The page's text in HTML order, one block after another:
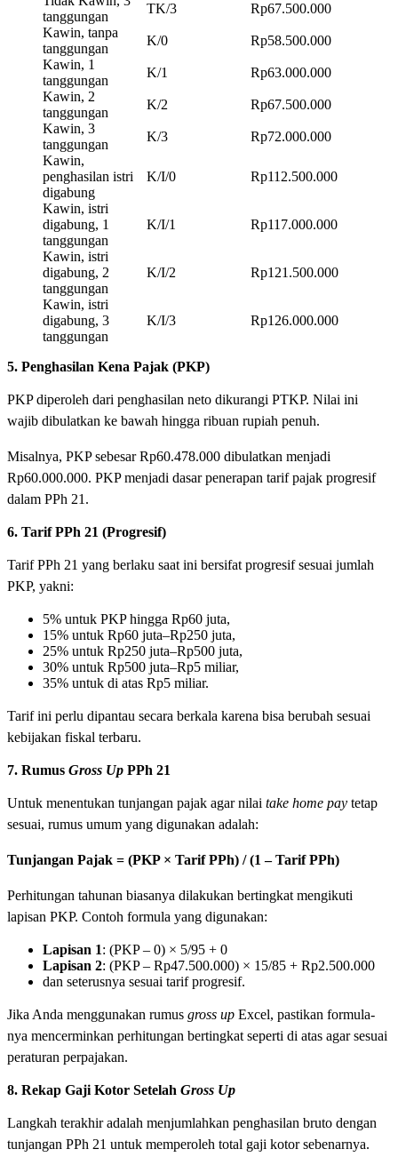
tanggungan
TK/3
Rp67.500.000
Kawin, tanpa
tanggungan
K/0
Rp58.500.000
Kawin, 1
tanggungan
K/1
Rp63.000.000
Kawin, 2
tanggungan
K/2
Rp67.500.000
Kawin, 3
tanggungan
K/3
Rp72.000.000
Kawin,
penghasilan istri
digabung
K/I/0 Rp112.500.000
Kawin, istri
digabung, 1
tanggungan
K/I/1 Rp117.000.000
Kawin, istri
digabung, 2
tanggungan
K/I/2 Rp121.500.000
Kawin, istri
digabung, 3
tanggungan
K/I/3 Rp126.000.000
5. Penghasilan Kena Pajak (PKP)
PKP diperoleh dari penghasilan neto dikurangi PTKP. Nilai ini
wajib dibulatkan ke bawah hingga ribuan rupiah penuh.
Misalnya, PKP sebesar Rp60.478.000 dibulatkan menjadi
Rp60.000.000. PKP menjadi dasar penerapan tarif pajak progresif
dalam PPh 21.
6. Tarif PPh 21 (Progresif)
Tarif PPh 21 yang berlaku saat ini bersifat progresif sesuai jumlah
PKP, yakni:
5% untuk PKP hingga Rp60 juta,
15% untuk Rp60 juta–Rp250 juta,
25% untuk Rp250 juta–Rp500 juta,
30% untuk Rp500 juta–Rp5 miliar,
35% untuk di atas Rp5 miliar.
Tarif ini perlu dipantau secara berkala karena bisa berubah sesuai
kebijakan fiskal terbaru.
7. Rumus Gross Up PPh 21
Untuk menentukan tunjangan pajak agar nilai take home pay tetap
sesuai, rumus umum yang digunakan adalah:
Tunjangan Pajak = (PKP × Tarif PPh) / (1 – Tarif PPh)
Perhitungan tahunan biasanya dilakukan bertingkat mengikuti
lapisan PKP. Contoh formula yang digunakan:
Lapisan 1: (PKP – 0) × 5/95 + 0
Lapisan 2: (PKP – Rp47.500.000) × 15/85 + Rp2.500.000
dan seterusnya sesuai tarif progresif.
Jika Anda menggunakan rumus gross up Excel, pastikan formula-
nya mencerminkan perhitungan bertingkat seperti di atas agar sesuai
peraturan perpajakan.
8. Rekap Gaji Kotor Setelah Gross Up
Langkah terakhir adalah menjumlahkan penghasilan bruto dengan
tunjangan PPh 21 untuk memperoleh total gaji kotor sebenarnya.